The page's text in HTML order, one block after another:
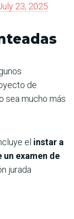
23, 2025
de
sea mucho más
el instar a
examen de
jurada